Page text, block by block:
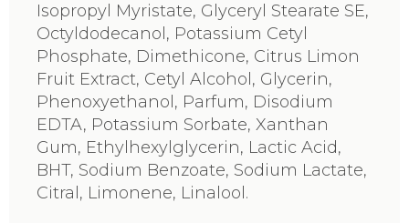
Isopropyl Myristate, Glyceryl Stearate SE,
Octyldodecanol, Potassium Cetyl
Phosphate, Dimethicone, Citrus Limon
Fruit Extract, Cetyl Alcohol, Glycerin,
Phenoxyethanol, Parfum, Disodium
EDTA, Potassium Sorbate, Xanthan
Gum, Ethylhexylglycerin, Lactic Acid,
BHT, Sodium Benzoate, Sodium Lactate,
Citral, Limonene, Linalool.